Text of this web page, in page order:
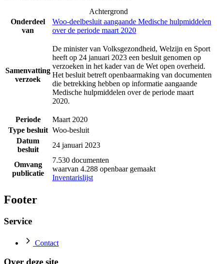
Achtergrond
Onderdeel
van
Woo-deelbesluit aangaande Medische hulpmiddelen
over de periode maart 2020
Samenvatting
verzoek
De minister van Volksgezondheid, Welzijn en Sport
heeft op 24 januari 2023 een besluit genomen op
verzoeken in het kader van de Wet open overheid.
Het besluit betreft openbaarmaking van documenten
die betrekking hebben op informatie aangaande
Medische hulpmiddelen over de periode maart
2020.
Periode
Maart 2020
Type besluit Woo-besluit
Datum
besluit
24 januari 2023
Omvang
publicatie
7.530 documenten
waarvan 4.288 openbaar gemaakt
Inventarislijst
Footer
Service
Contact
Over deze site